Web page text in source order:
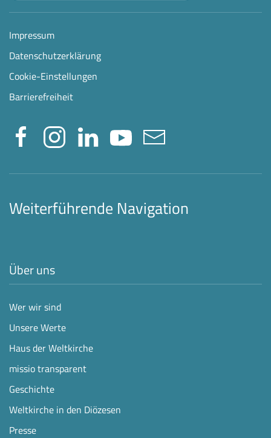
Impressum
Datenschutzerklärung
Cookie-Einstellungen
Barrierefreiheit
Weiterführende Navigation
Über uns
Wer wir sind
Unsere Werte
Haus der Weltkirche
missio transparent
Geschichte
Weltkirche in den Diözesen
Presse